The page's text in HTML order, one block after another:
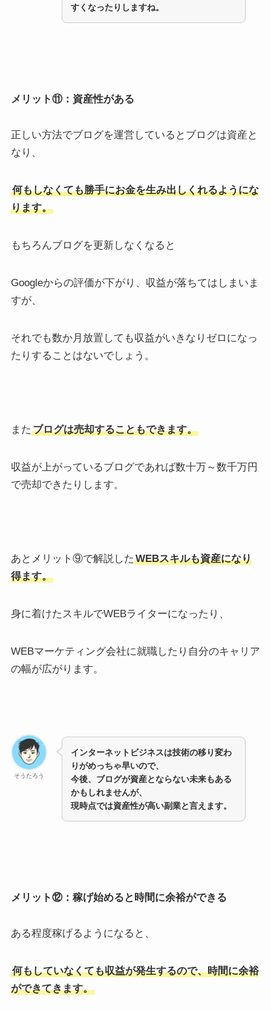
すくなったりしますね。
メリット⑪：資産性がある
正しい方法でブログを運営しているとブログは資産と
なり、
何もしなくても勝手にお金を生み出しくれるようにな
ります。
もちろんブログを更新しなくなると
Googleからの評価が下がり、収益が落ちてはしまいま
すが、
それでも数か月放置しても収益がいきなりゼロになっ
たりすることはないでしょう。
また ブログは売却することもできます。
収益が上がっているブログであれば数十万～数千万円
で売却できたりします。
あとメリット⑨で解説した WEBスキルも資産になり
得ます。
身に着けたスキルでWEBライターになったり、
WEBマーケティング会社に就職したり自分のキャリア
の幅が広がります。
そうたろう
インターネットビジネスは技術の移り変わ
りがめっちゃ早いので、
今後、ブログが資産とならない未来もある
かもしれませんが、
現時点では資産性が高い副業と言えます。
メリット⑫：稼げ始めると時間に余裕ができる
ある程度稼げるようになると、
何もしていなくても収益が発生するので、時間に余裕
ができてきます。